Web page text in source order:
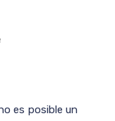
es posible un